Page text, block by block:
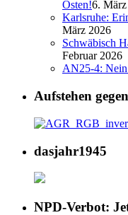
Osten!6.
Karlsruhe:
März 2026
Schwäbisch
Februar 2026
AN25-4:
Aufstehen
dasjahr1945
NPD-Verbot: